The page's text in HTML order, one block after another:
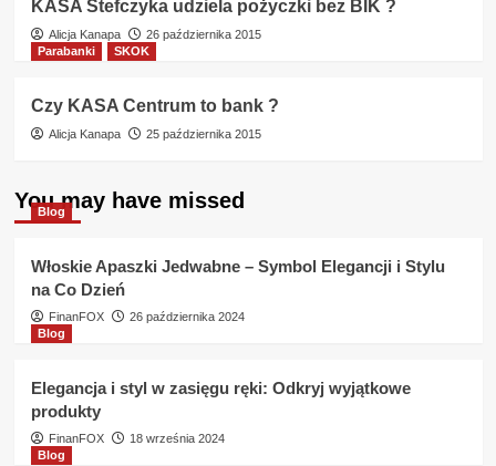
KASA Stefczyka udziela pożyczki bez BIK ?
Alicja Kanapa
26 października 2015
Parabanki
SKOK
Czy KASA Centrum to bank ?
Alicja Kanapa 25 października 2015
You may have missed
Blog
Włoskie Apaszki Jedwabne – Symbol Elegancji i Stylu
na Co Dzień
FinanFOX
26 października 2024
Blog
Elegancja i styl w zasięgu ręki: Odkryj wyjątkowe
produkty
FinanFOX
18 września 2024
Blog